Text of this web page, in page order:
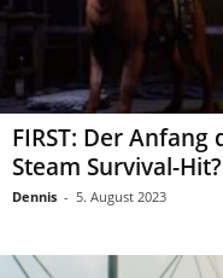
FIRST: Der
Steam Survival-Hit?
Dennis - 5. August 2023